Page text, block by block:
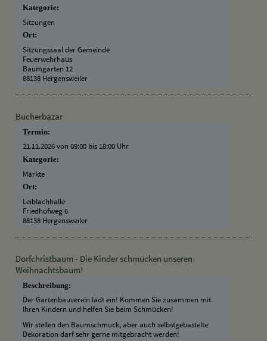
Kategorie:
Sitzungen
Ort:
Sitzungssaal der Gemeinde
Feuerwehrhaus
Baumgarten 12
88138 Hergensweiler
Bücherbazar
Termin:
21.11.2026 von 09:00 bis 18:00 Uhr
Kategorie:
Märkte
Ort:
Leiblachhalle
Friedhofweg 6
88138 Hergensweiler
Dorfchristbaum - Die Kinder schmücken unseren
Weihnachtsbaum!
Beschreibung:
Der Gartenbauverein lädt ein! Kommen Sie zusammen mit
Ihren Kindern und helfen Sie beim Schmücken!
Wir stellen den Baumschmuck, aber auch selbstgebastelte
Dekoration darf sehr gerne mitgebracht werden!